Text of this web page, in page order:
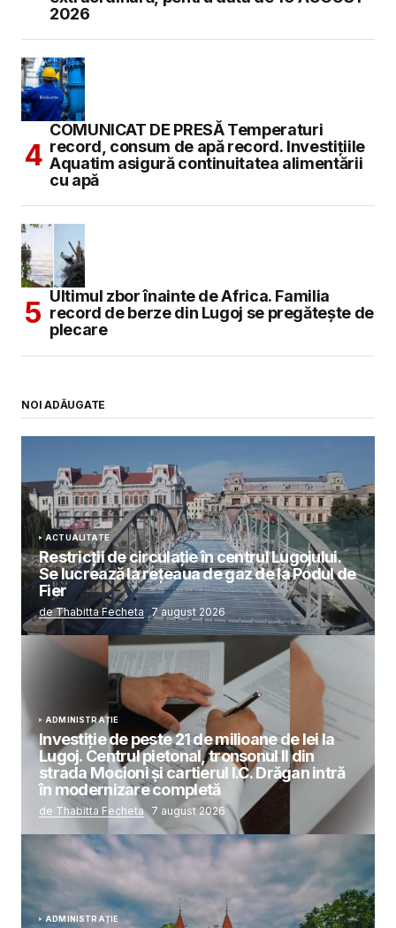
2026
COMUNICAT DE PRESĂ Temperaturi
record, consum de apă record. Investițiile
Aquatim asigură continuitatea alimentării
cu apă
Ultimul zbor înainte de Africa. Familia
record de berze din Lugoj se pregătește de
plecare
NOI ADĂUGATE
ACTUALITATE
Restricții de circulație în centrul Lugojului.
Se lucrează la rețeaua de gaz de la Podul de
Fier
de Thabitta Fecheta 7 august 2026
ADMINISTRAȚIE
Investiție de peste 21 de milioane de lei la
Lugoj. Centrul pietonal, tronsonul II din
strada Mocioni și cartierul I.C. Drăgan intră
în modernizare completă
de Thabitta Fecheta 7 august 2026
ADMINISTRAȚIE